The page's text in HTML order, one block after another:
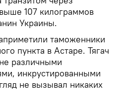
107 килограммов
Украины.
таможенники
пункта в Астаре. Тягач
различными
инкрустированными
не вызывал никаких